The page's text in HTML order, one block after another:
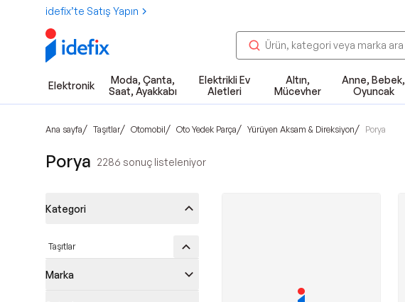
idefix’te Satış Yapın
Elektronik
Moda, Çanta,
Saat, Ayakkabı
Elektrikli Ev
Aletleri
Altın,
Mücevher
Anne, Bebek,
Oyuncak
Ana sayfa/ Taşıtlar/ Otomobil/ Oto Yedek Parça/ Yürüyen Aksam & Direksiyon/ Porya
Porya 2286 sonuç listeleniyor
Kategori
Taşıtlar
Marka